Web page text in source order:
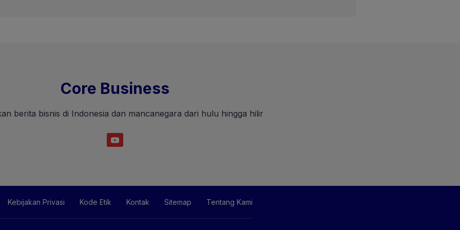
Core Business
berita bisnis di Indonesia dan mancanegara dari hulu hingga hilir
Kebijakan Privasi Kode Etik Kontak Sitemap Tentang Kami